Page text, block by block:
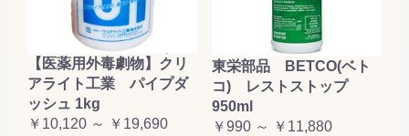
【医薬用外毒劇物】クリ
アライト工業 パイプダ
ッシュ 1kg
￥10,120 ～ ￥19,690
東栄部品 BETCO(ベト
コ) レストストップ
950ml
￥990 ～ ￥11,880